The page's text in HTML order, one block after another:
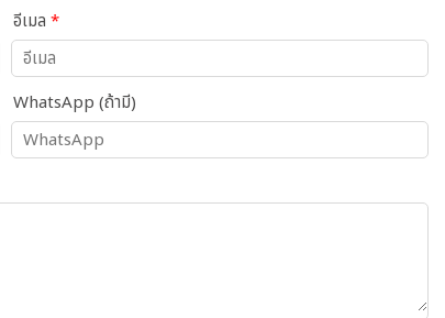
อีเมล *
WhatsApp (ถ้ามี)